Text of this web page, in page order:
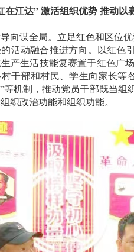
江达” 激活组织优势 推动以
谋全局。立足红色和区位优
活动融合推进方向。以红色
产生活技能复赛置于红色广
干部和村民、学生向家长等
等机制，推动党员干部既当组
织政治功能和组织功能。